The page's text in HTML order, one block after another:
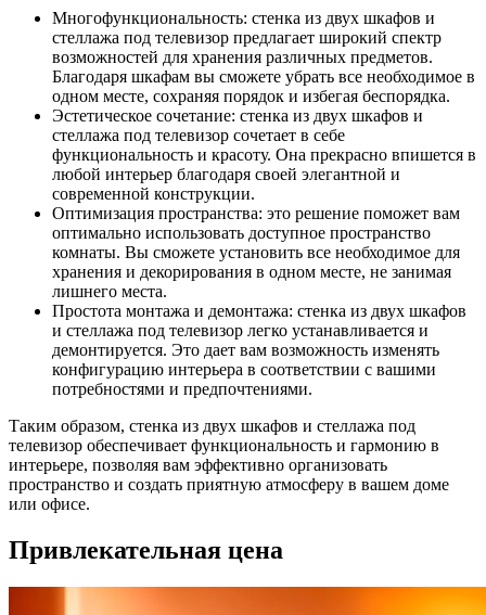
Многофункциональность: стенка из двух шкафов и
стеллажа под телевизор предлагает широкий спектр
возможностей для хранения различных предметов.
Благодаря шкафам вы сможете убрать все необходимое в
одном месте, сохраняя порядок и избегая беспорядка.
Эстетическое сочетание: стенка из двух шкафов и
стеллажа под телевизор сочетает в себе
функциональность и красоту. Она прекрасно впишется в
любой интерьер благодаря своей элегантной и
современной конструкции.
Оптимизация пространства: это решение поможет вам
оптимально использовать доступное пространство
комнаты. Вы сможете установить все необходимое для
хранения и декорирования в одном месте, не занимая
лишнего места.
Простота монтажа и демонтажа: стенка из двух шкафов
и стеллажа под телевизор легко устанавливается и
демонтируется. Это дает вам возможность изменять
конфигурацию интерьера в соответствии с вашими
потребностями и предпочтениями.
Таким образом, стенка из двух шкафов и стеллажа под
телевизор обеспечивает функциональность и гармонию в
интерьере, позволяя вам эффективно организовать
пространство и создать приятную атмосферу в вашем доме
или офисе.
Привлекательная цена